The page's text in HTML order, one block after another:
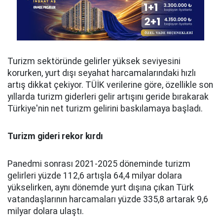
Turizm sektöründe gelirler yüksek seviyesini
korurken, yurt dışı seyahat harcamalarındaki hızlı
artış dikkat çekiyor. TÜİK verilerine göre, özellikle son
yıllarda turizm giderleri gelir artışını geride bırakarak
Türkiye'nin net turizm gelirini baskılamaya başladı.
Turizm gideri rekor kırdı
Panedmi sonrası 2021-2025 döneminde turizm
gelirleri yüzde 112,6 artışla 64,4 milyar dolara
yükselirken, aynı dönemde yurt dışına çıkan Türk
vatandaşlarının harcamaları yüzde 335,8 artarak 9,6
milyar dolara ulaştı.